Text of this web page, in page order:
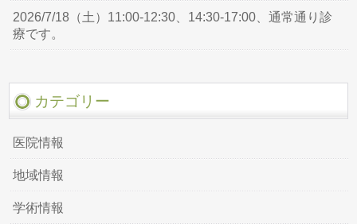
2026/7/18（土）11:00-12:30、14:30-17:00、通常通り診
療です。
カテゴリー
医院情報
地域情報
学術情報